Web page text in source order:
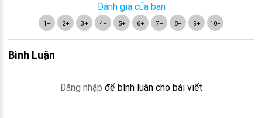
Đánh giá của bạn
1+ 2+ 3+ 4+ 5+ 6+ 7+ 8+ 9+ 10+
Bình Luận
Đăng nhập để bình luận cho bài viết